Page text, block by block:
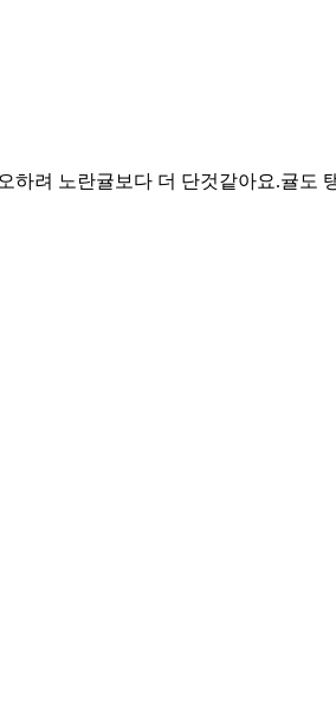
려 노란귤보다 더 단것같아요.귤도